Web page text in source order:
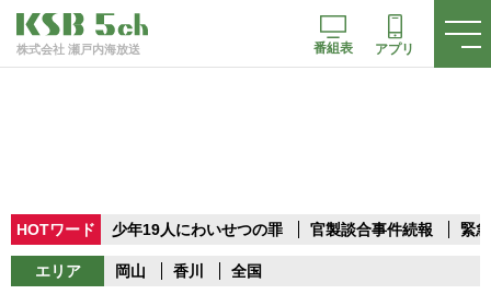
株式会社 瀬戸内海放送 番組表 アプリ
HOTワード 少年19人にわいせつの罪 官製談合事件続報 緊
エリア 岡山 香川 全国